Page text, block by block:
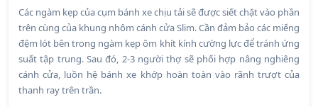
Các ngàm kẹp của cụm bánh xe chịu tải sẽ được siết chặt vào phần
trên cùng của khung nhôm cánh cửa Slim. Cần đảm bảo các miếng
đệm lót bên trong ngàm kẹp ôm khít kính cường lực để tránh ứng
suất tập trung. Sau đó, 2-3 người thợ sẽ phối hợp nâng nghiêng
cánh cửa, luồn hệ bánh xe khớp hoàn toàn vào rãnh trượt của
thanh ray trên trần.